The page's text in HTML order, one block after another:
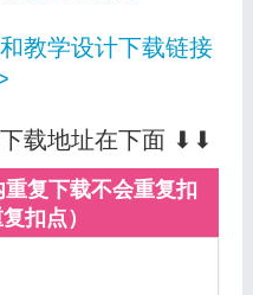
教学设计下载链接
载地址在下面 ⬇⬇
复下载不会重复扣
扣点）